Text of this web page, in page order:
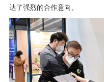
达了强烈的合作意向。